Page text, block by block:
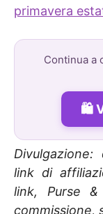
primavera
Continua a
link di
link, Purse
commissione,